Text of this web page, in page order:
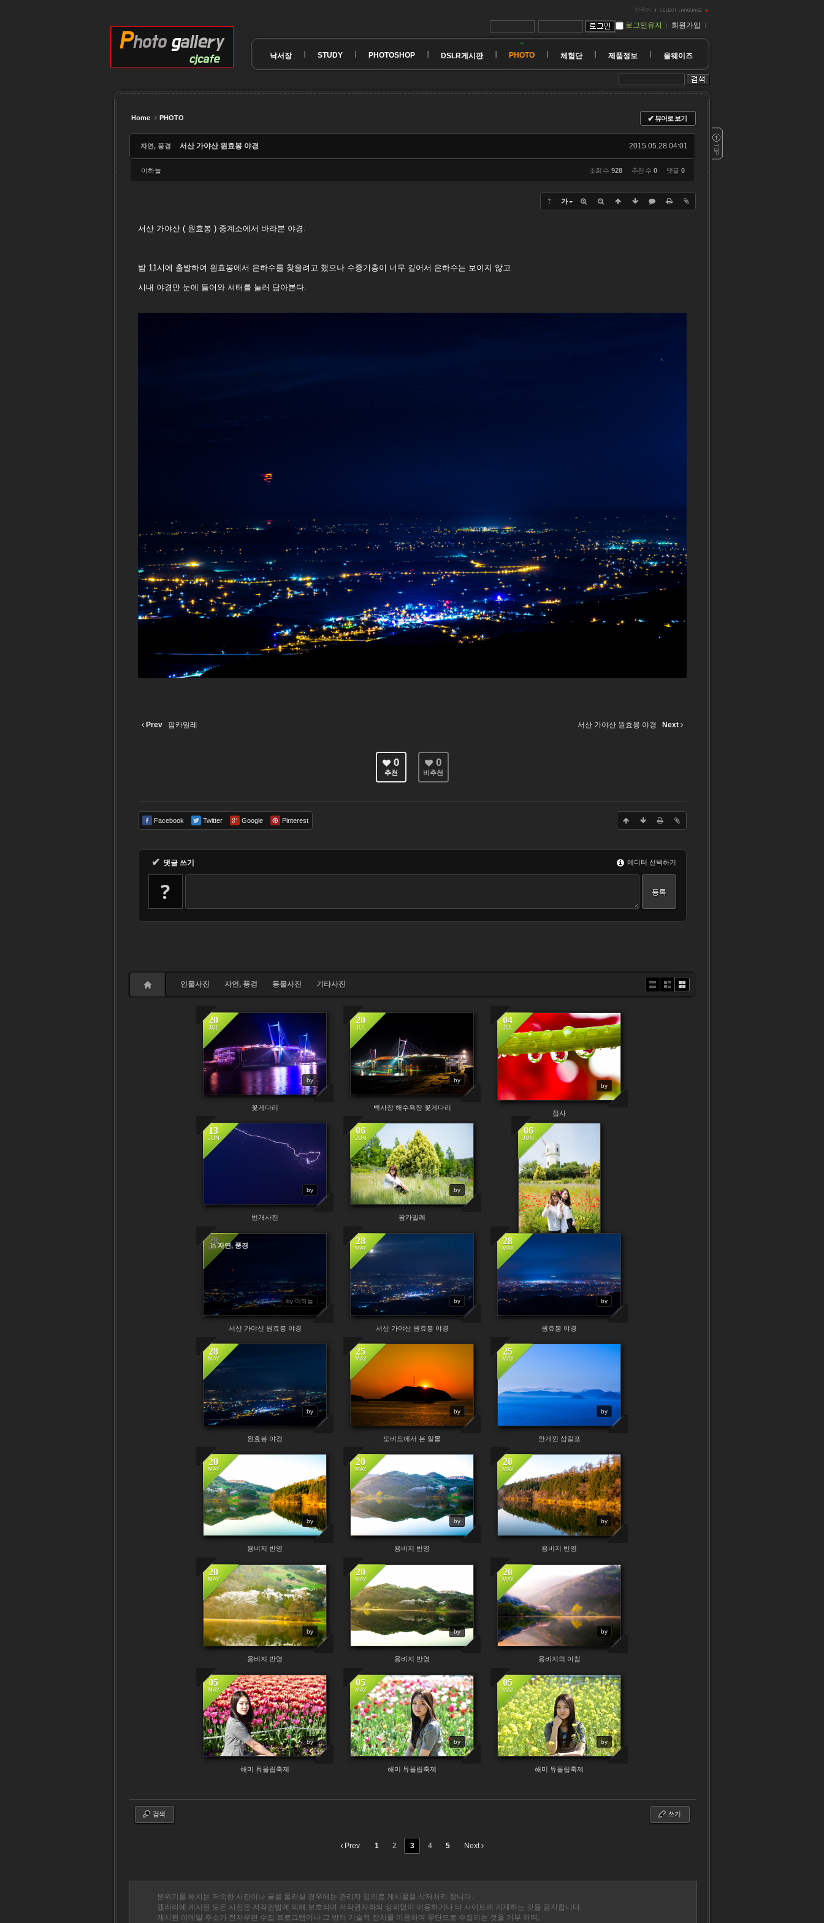
한국어
로그인유지 회원가입
낙서장 STUDY PHOTOSHOP DSLR게시판 PHOTO 체험단 제품정보 올웨이즈
Home PHOTO ✔ 뷰어로 보기
자연, 풍경 2015.05.28 04:01
서산 가야산 원효봉 야경
이하늘 조회 수 928 추천 수 0 댓글 0
? 가
서산 가야산 ( 원효봉 ) 중계소에서 바라본 야경.
밤 11시에 출발하여 원효봉에서 은하수를 찾을려고 했으나 수중기층이 너무 깊어서 은하수는 보이지 않고
시내 야경만 눈에 들어와 셔터를 눌러 담아본다.
Prev 팜카밀레 서산 가야산 원효봉 야경 Next
0
추천
0
비추천
Facebook Twitter Google Pinterest
✔ 댓글 쓰기 에디터 선택하기
?
인물사진 자연, 풍경 동물사진
기타사진
Li
Zi
G
20
JUL
by
꽃게다리
20
JUL
by
백사장 해수욕장 꽃게다리
04
JUL
by
접사
13
JUN
by
번개사진
06
JUN
by
팜카밀레
06
JUN
by
28
MAY
by 이하늘
in자연, 풍경
서산 가야산 원효봉 야경
28
MAY
by
서산 가야산 원효봉 야경
28
MAY
by
원효봉 야경
28
MAY
by
원효봉 야경
25
MAY
by
도비도에서 본 일몰
25
MAY
by
안개낀 삼길포
20
MAY
by
용비지 반영
20
MAY
by
용비지 반영
20
MAY
by
용비지 반영
20
MAY
by
용비지 반영
20
MAY
by
용비지 반영
20
MAY
by
용비지의 아침
05
MAY
by
해미 튜울립축제
05
MAY
by
해미 튜울립축제
05
MAY
by
해미 튜울립축제
검색 쓰기
Prev 1 2 3 4 5 Next
분위기를 해치는 저속한 사진이나 글을 올리실 경우에는 관리자 임의로 게시물을 삭제처리 합니다.
갤러리에 게시된 모든 사진은 저작권법에 의해 보호되며 저작권자와의 상의없이 이용하거나 타 사이트에 게재하는 것을 금지합니다.
게시된 이메일 주소가 전자우편 수집 프로그램이나 그 밖의 기술적 장치를 이용하여 무단으로 수집되는 것을 거부 하며,
Sketchbook5, 스케치북5
Sketchbook5, 스케치북5
Sketchbook5, 스케치북5
Sketchbook5, 스케치북5